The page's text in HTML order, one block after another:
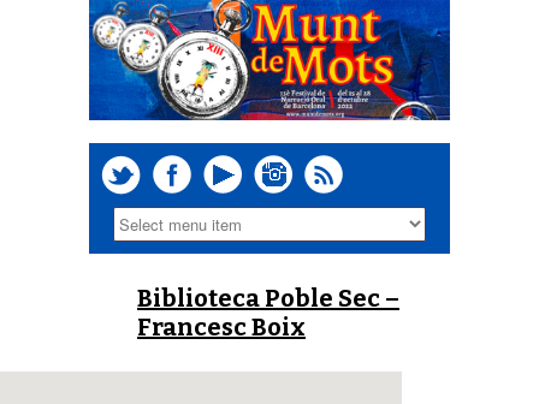
Biblioteca Poble Sec –
Francesc Boix